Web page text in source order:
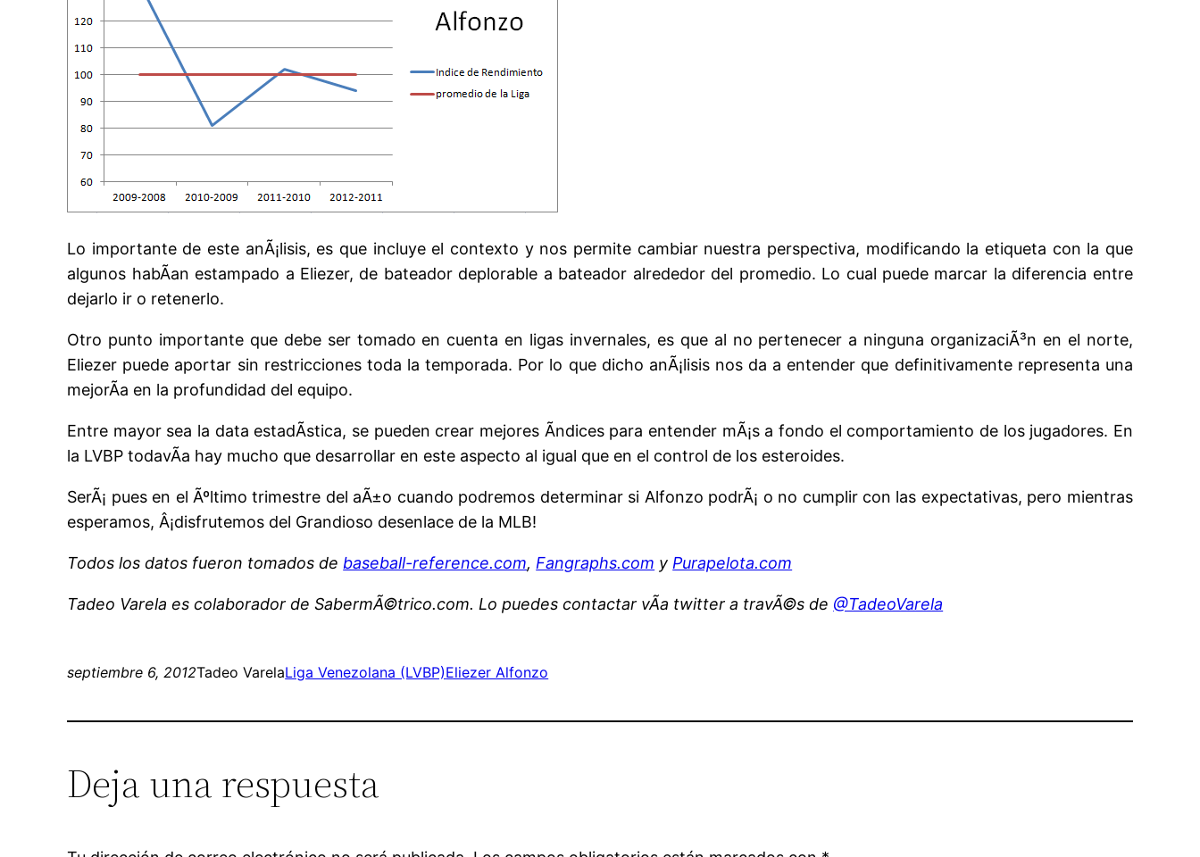
Lo importante de este anÃ¡lisis, es que incluye el contexto y nos permite cambiar nuestra perspectiva, modificando la etiqueta con la que
algunos habÃ­an estampado a Eliezer, de bateador deplorable a bateador alrededor del promedio. Lo cual puede marcar la diferencia entre
dejarlo ir o retenerlo.
Otro punto importante que debe ser tomado en cuenta en ligas invernales, es que al no pertenecer a ninguna organizaciÃ³n en el norte,
Eliezer puede aportar sin restricciones toda la temporada. Por lo que dicho anÃ¡lisis nos da a entender que definitivamente representa una
mejorÃ­a en la profundidad del equipo.
Entre mayor sea la data estadÃ­stica, se pueden crear mejores Ã­ndices para entender mÃ¡s a fondo el comportamiento de los jugadores. En
la LVBP todavÃ­a hay mucho que desarrollar en este aspecto al igual que en el control de los esteroides.
SerÃ¡ pues en el Ãºltimo trimestre del aÃ±o cuando podremos determinar si Alfonzo podrÃ¡ o no cumplir con las expectativas, pero mientras
esperamos, Â¡disfrutemos del Grandioso desenlace de la MLB!
Todos los datos fueron tomados de baseball-reference.com, Fangraphs.com y Purapelota.com
Tadeo Varela es colaborador de SabermÃ©trico.com. Lo puedes contactar vÃ­a twitter a travÃ©s de @TadeoVarela
septiembre 6, 2012Tadeo VarelaLiga Venezolana (LVBP)Eliezer Alfonzo
Deja una respuesta